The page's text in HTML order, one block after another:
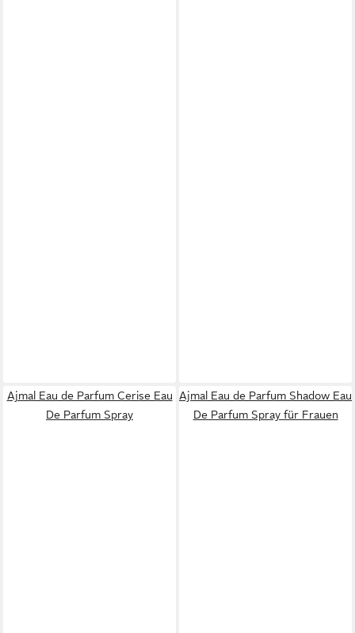
Ajmal Eau de Parfum Cerise Eau
De Parfum Spray
Ajmal Eau de Parfum Shadow Eau
De Parfum Spray für Frauen